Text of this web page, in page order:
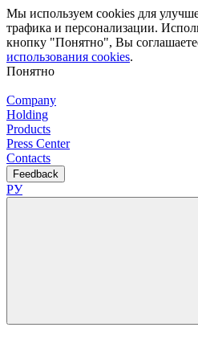
Мы используем cookies для
трафика и персонализации.
кнопку "Понятно", Вы
использования cookies.
Понятно
Company
Holding
Products
Press Center
Contacts
Feedback
РУ